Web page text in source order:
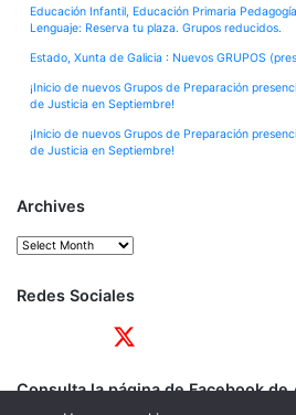
Educación Infantil, Educación Primaria
Lenguaje: Reserva tu plaza. Grupos reducidos.
Estado, Xunta de Galicia : Nuevos GRUPOS
¡Inicio de nuevos Grupos de Preparación
de Justicia en Septiembre!
¡Inicio de nuevos Grupos de Preparación
de Justicia en Septiembre!
Archives
Archives
Redes Sociales
Consulta la página de Facebook de